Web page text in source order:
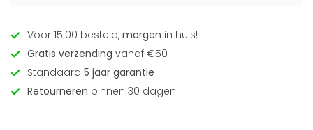
Voor 15:00 besteld, morgen in huis!
Gratis verzending vanaf €50
Standaard 5 jaar garantie
Retourneren binnen 30 dagen